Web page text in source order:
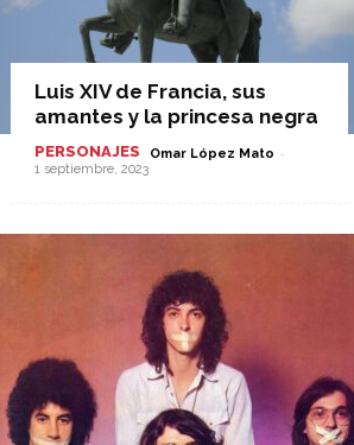
Luis XIV de Francia, sus
amantes y la princesa negra
PERSONAJES Omar López Mato -
1 septiembre, 2023